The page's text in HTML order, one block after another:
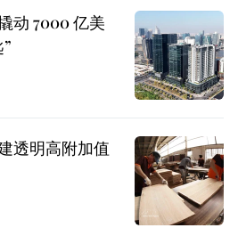
动 7000 亿美
透明高附加值